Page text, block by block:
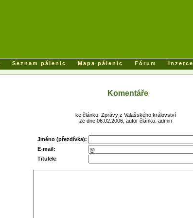
Seznam pálenic Mapa pálenic Fórum Inzerce
Komentáře
ke článku: Zprávy z Valašského království
ze dne 06.02.2006, autor článku: admin
Jméno (přezdívka):
E-mail:
Titulek: